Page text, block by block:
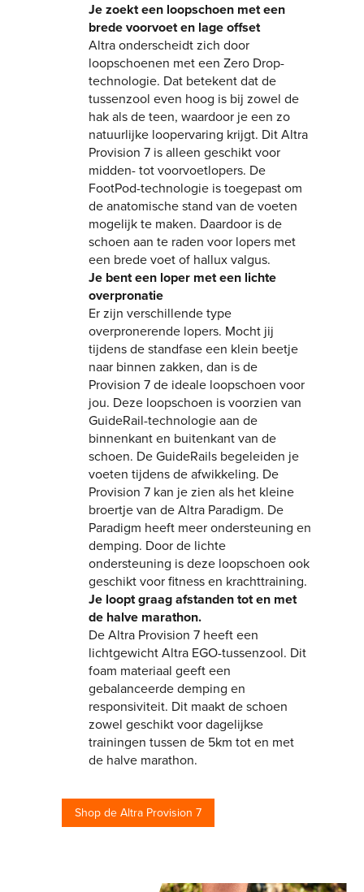
Je zoekt een loopschoen met een
brede voorvoet en lage offset
Altra onderscheidt zich door
loopschoenen met een Zero Drop-
technologie. Dat betekent dat de
tussenzool even hoog is bij zowel de
hak als de teen, waardoor je een zo
natuurlijke loopervaring krijgt. Dit Altra
Provision 7 is alleen geschikt voor
midden- tot voorvoetlopers. De
FootPod-technologie is toegepast om
de anatomische stand van de voeten
mogelijk te maken. Daardoor is de
schoen aan te raden voor lopers met
een brede voet of hallux valgus.
Je bent een loper met een lichte
overpronatie
Er zijn verschillende type
overpronerende lopers. Mocht jij
tijdens de standfase een klein beetje
naar binnen zakken, dan is de
Provision 7 de ideale loopschoen voor
jou. Deze loopschoen is voorzien van
GuideRail-technologie aan de
binnenkant en buitenkant van de
schoen. De GuideRails begeleiden je
voeten tijdens de afwikkeling. De
Provision 7 kan je zien als het kleine
broertje van de Altra Paradigm. De
Paradigm heeft meer ondersteuning en
demping. Door de lichte
ondersteuning is deze loopschoen ook
geschikt voor fitness en krachttraining.
Je loopt graag afstanden tot en met
de halve marathon.
De Altra Provision 7 heeft een
lichtgewicht Altra EGO-tussenzool. Dit
foam materiaal geeft een
gebalanceerde demping en
responsiviteit. Dit maakt de schoen
zowel geschikt voor dagelijkse
trainingen tussen de 5km tot en met
de halve marathon.
Shop de Altra Provision 7